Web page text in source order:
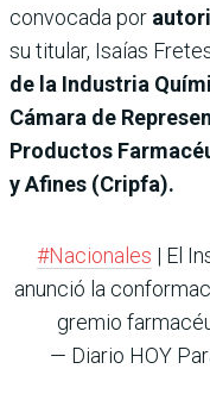
convocada por
su titular, Isaías
de la Industria
Cámara de
Productos
y Afines (Cripfa).
#Nacionales | El
anunció la
gremio
— Diario HOY